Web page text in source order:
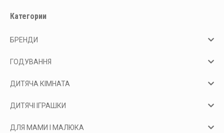
Категории
БРЕНДИ
ГОДУВАННЯ
ДИТЯЧА КІМНАТА
ДИТЯЧІ ІГРАШКИ
ДЛЯ МАМИ І МАЛЮКА